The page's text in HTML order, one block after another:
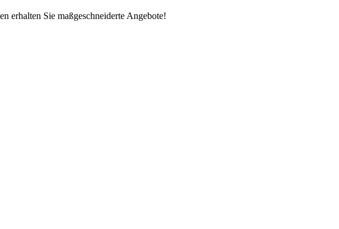
erhalten Sie maßgeschneiderte Angebote!